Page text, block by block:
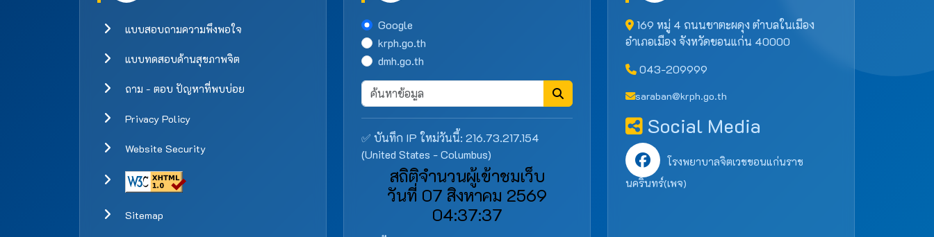
แบบสอบถามความพึงพอใจ
แบบทดสอบด้านสุขภาพจิต
ถาม - ตอบ ปัญหาที่พบบ่อย
Privacy Policy
Website Security
Sitemap
Google
krph.go.th
dmh.go.th
✅ บันทึก IP ใหม่วันนี้: 216.73.217.154
(United States - Columbus)
สถิติจำนวนผู้เข้าชมเว็บ
วันที่ 07 สิงหาคม 2569
04:37:37
169 หมู่ 4 ถนนชาตะผดุง ตำบลในเมือง
อำเภอเมือง จังหวัดขอนแก่น 40000
043-209999
saraban@krph.go.th
Social Media
โรงพยาบาลจิตเวชขอนแก่นราช
นครินทร์(เพจ)